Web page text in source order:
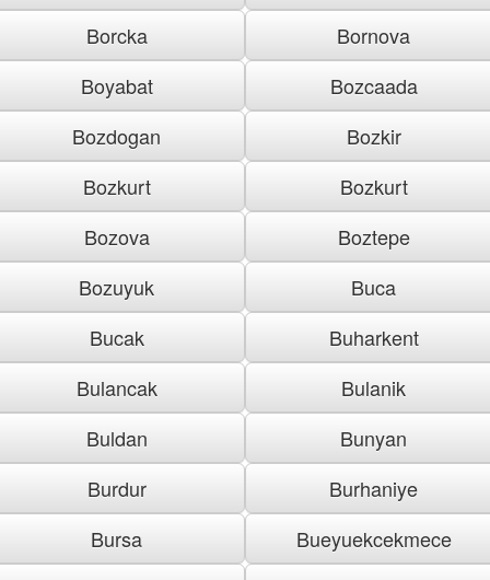
Borcka
Bornova
Boyabat
Bozcaada
Bozdogan
Bozkir
Bozkurt
Bozkurt
Bozova
Boztepe
Bozuyuk
Buca
Bucak
Buharkent
Bulancak
Bulanik
Buldan
Bunyan
Burdur
Burhaniye
Bursa
Bueyuekcekmece